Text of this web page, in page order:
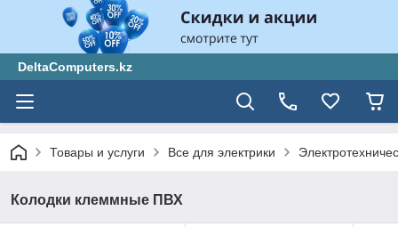
DeltaComputers.kz
Товары и услуги Все для электрики
Колодки клеммные ПВХ